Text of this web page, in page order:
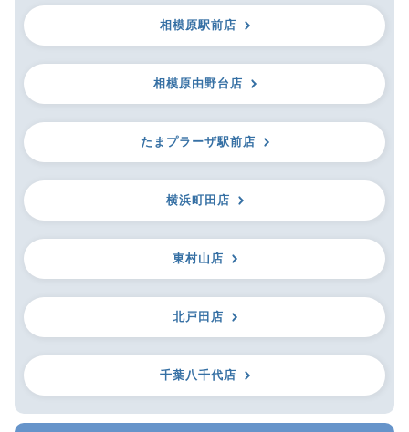
相模原駅前店
相模原由野台店
たまプラーザ駅前店
横浜町田店
東村山店
北戸田店
千葉八千代店